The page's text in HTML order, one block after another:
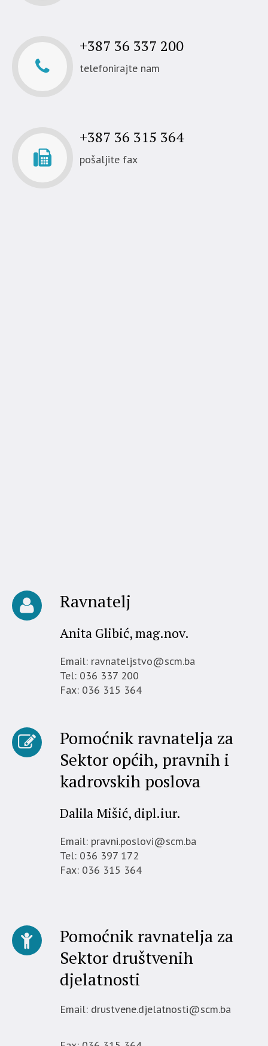
+387 36 337 200
telefonirajte nam
+387 36 315 364
pošaljite fax
Ravnatelj
Anita Glibić, mag.nov.
Email: ravnateljstvo@scm.ba
Tel: 036 337 200
Fax: 036 315 364
Pomoćnik ravnatelja za
Sektor općih, pravnih i
kadrovskih poslova
Dalila Mišić, dipl.iur.
Email: pravni.poslovi@scm.ba
Tel: 036 397 172
Fax: 036 315 364
Pomoćnik ravnatelja za
Sektor društvenih
djelatnosti
Email: drustvene.djelatnosti@scm.ba